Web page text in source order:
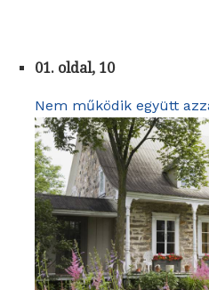
01. oldal, 10
Nem működik együtt